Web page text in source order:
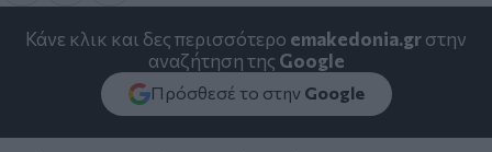
Κάνε κλικ και δες περισσότερο emakedonia.grστην
αναζήτηση της Google
Πρόσθεσέ το στην Google